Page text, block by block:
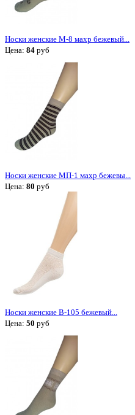
Носки женские М-8 махр бежевый...
Цена: 84 руб
Носки женские МП-1 махр бежевы...
Цена: 80 руб
Носки женские В-105 бежевый...
Цена: 50 руб